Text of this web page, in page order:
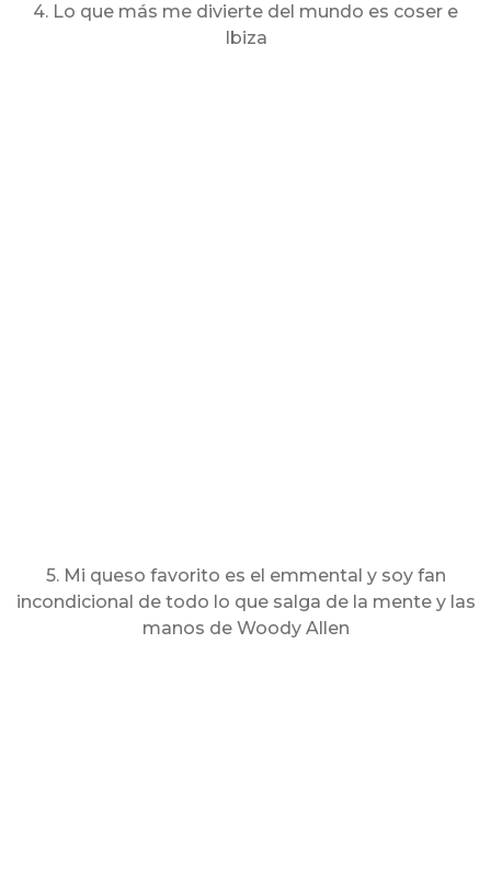
4. Lo que más me divierte del mundo es coser e
Ibiza
5. Mi queso favorito es el emmental y soy fan
incondicional de todo lo que salga de la mente y las
manos de Woody Allen